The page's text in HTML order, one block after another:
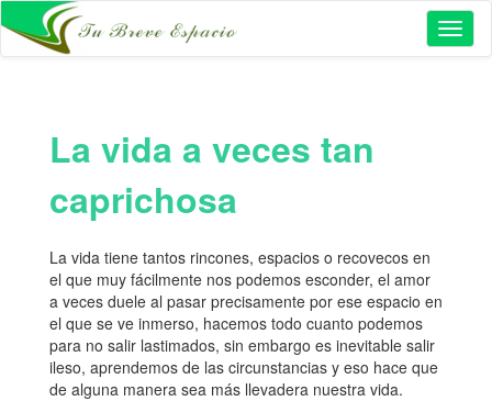
La vida a veces tan
caprichosa
La vida tiene tantos rincones, espacios o recovecos en
el que muy fácilmente nos podemos esconder, el amor
a veces duele al pasar precisamente por ese espacio en
el que se ve inmerso, hacemos todo cuanto podemos
para no salir lastimados, sin embargo es inevitable salir
ileso, aprendemos de las circunstancias y eso hace que
de alguna manera sea más llevadera nuestra vida.